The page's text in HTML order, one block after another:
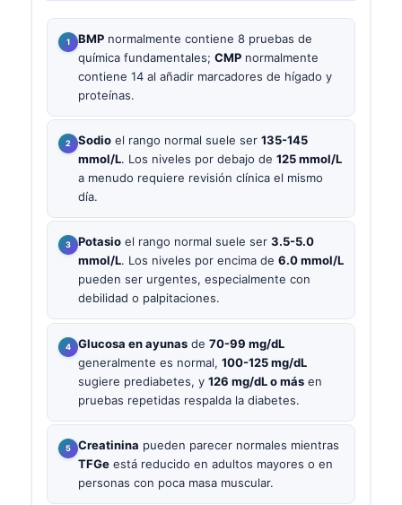
BMP normalmente contiene 8 pruebas de
química fundamentales; CMP normalmente
contiene 14 al añadir marcadores de hígado y
proteínas.
Sodio el rango normal suele ser 135-145
mmol/L. Los niveles por debajo de 125 mmol/L
a menudo requiere revisión clínica el mismo
día.
Potasio el rango normal suele ser 3.5-5.0
mmol/L. Los niveles por encima de 6.0 mmol/L
pueden ser urgentes, especialmente con
debilidad o palpitaciones.
Glucosa en ayunas de 70-99 mg/dL
generalmente es normal, 100-125 mg/dL
sugiere prediabetes, y 126 mg/dL o más en
pruebas repetidas respalda la diabetes.
Creatinina pueden parecer normales mientras
TFGe está reducido en adultos mayores o en
personas con poca masa muscular.